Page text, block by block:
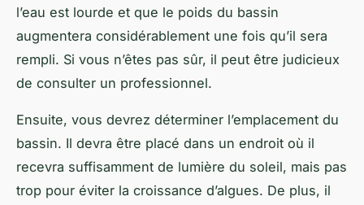
l’eau est lourde et que le poids du bassin
augmentera considérablement une fois qu’il sera
rempli. Si vous n’êtes pas sûr, il peut être judicieux
de consulter un professionnel.
Ensuite, vous devrez déterminer l’emplacement du
bassin. Il devra être placé dans un endroit où il
recevra suffisamment de lumière du soleil, mais pas
trop pour éviter la croissance d’algues. De plus, il